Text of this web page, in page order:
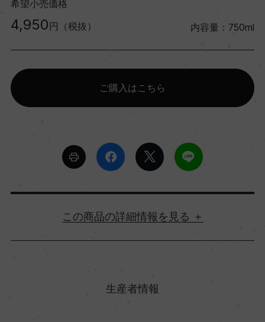
希望小売価格
4,950 円（税抜） 内容量：750ml
ご購入はこちら
詳細情報
生産者情報